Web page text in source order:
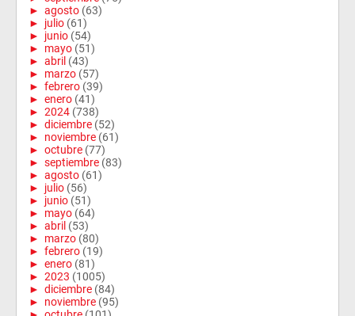
► agosto (63)
► julio (61)
► junio (54)
► mayo (51)
► abril (43)
► marzo (57)
► febrero (39)
► enero (41)
► 2024 (738)
► diciembre (52)
► noviembre (61)
► octubre (77)
► septiembre (83)
► agosto (61)
► julio (56)
► junio (51)
► mayo (64)
► abril (53)
► marzo (80)
► febrero (19)
► enero (81)
► 2023 (1005)
► diciembre (84)
► noviembre (95)